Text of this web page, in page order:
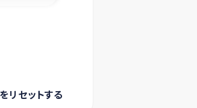
支援
リセットする